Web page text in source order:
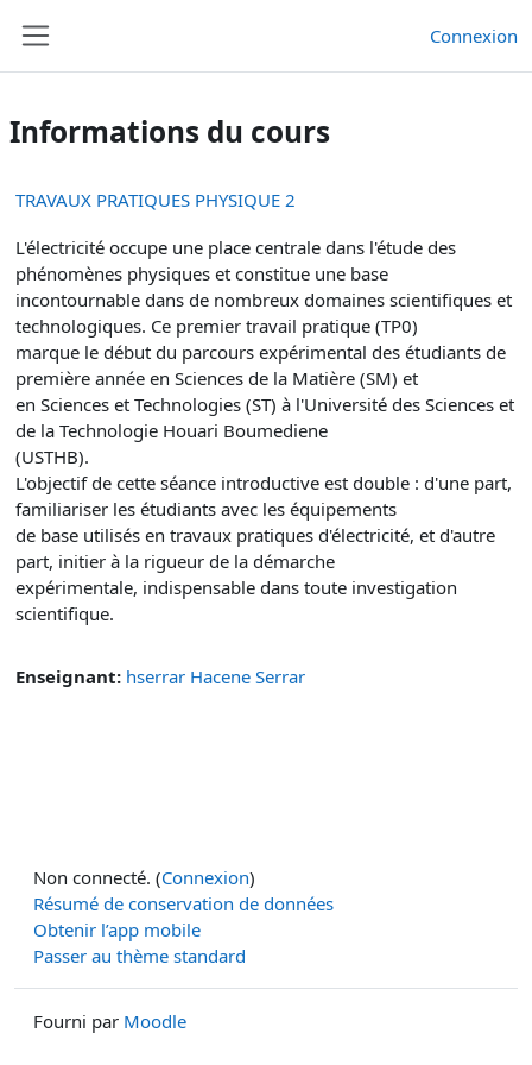
Connexion
Informations du cours
TRAVAUX PRATIQUES PHYSIQUE 2
L'électricité occupe une place centrale dans l'étude des
phénomènes physiques et constitue une base
incontournable dans de nombreux domaines scientifiques et
technologiques. Ce premier travail pratique (TP0)
marque le début du parcours expérimental des étudiants de
première année en Sciences de la Matière (SM) et
en Sciences et Technologies (ST) à l'Université des Sciences et
de la Technologie Houari Boumediene
(USTHB).
L'objectif de cette séance introductive est double : d'une part,
familiariser les étudiants avec les équipements
de base utilisés en travaux pratiques d'électricité, et d'autre
part, initier à la rigueur de la démarche
expérimentale, indispensable dans toute investigation
scientifique.
Enseignant: hserrar Hacene Serrar
Non connecté. (Connexion)
Résumé de conservation de données
Obtenir l’app mobile
Passer au thème standard
Fourni par Moodle